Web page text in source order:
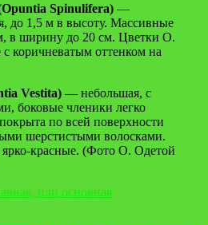
Spinulifera) —
до 1,5 м в высоту. Массивные
в ширину до 20 см. Цветки О.
коричневатым оттенком на
Vestita) — небольшая, с
боковые членики легко
по всей поверхности
шерстистыми волосками.
красные. (Фото О. Одетой